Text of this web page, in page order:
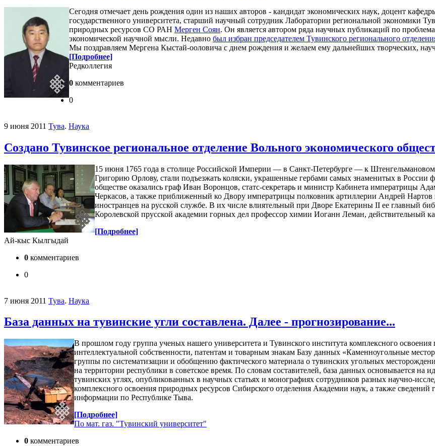
Сегодня отмечает день рождения один из наших авторов - кандидат экономических наук, доцент
государственного университета, старший научный сотрудник Лаборатории региональной экономики
природных ресурсов СО РАН Мерген Соян. Он является автором ряда научных публикаций по
экономической научной мысли. Недавно был избран председателем Тувинского регионального
Мы поздравляем Мергена Кыстай-ооловича с днем рождения и желаем ему дальнейших творческих,
[Подробнее]
Редколлегия
0 комментариев
0
9 июня 2011 Тува. Наука
Создано Тувинское региональное отделение Вольного экономического
15 июня 1765 года в столице Российской Империи –– в Санкт-Петербурге –– к
Григорию Орлову, стали подъезжать коляски, украшенные гербами самых знаменитых в России
обществе оказались граф Иван Воронцов, статс-секретарь и министр Кабинета императрицы
Черкасов, а также приближенный ко Двору императрицы полковник артиллерии Андрей
иностранцев на русской службе. В их числе влиятельный при Дворе Екатерины II ее главный
Королевской прусской академии горных дел профессор химии Иоганн Леман, действительный
[Подробнее]
Ай-кыс Кылгыдай
0 комментариев
0
7 июня 2011 Тува. Наука
База данных на тувинские угли составлена. Далее - прогнозирование...
В прошлом году группа ученых нашего университета и Тувинского института комплексного
интеллектуальной собственности, патентам и товарным знакам Базу данных «Каменноугольные
группы по систематизации и обобщению фактического материала о тувинских угольных
на территории республики в советское время. По словам составителей, база данных основывается
тувинских углях, опубликованных в научных статьях и монографиях сотрудников разных научно-
комплексного освоения природных ресурсов Сибирского отделения Академии наук, а также сведений
информации по Республике Тыва.
[Подробнее]
По мат. газ. "Тувинский университет"
0 комментариев